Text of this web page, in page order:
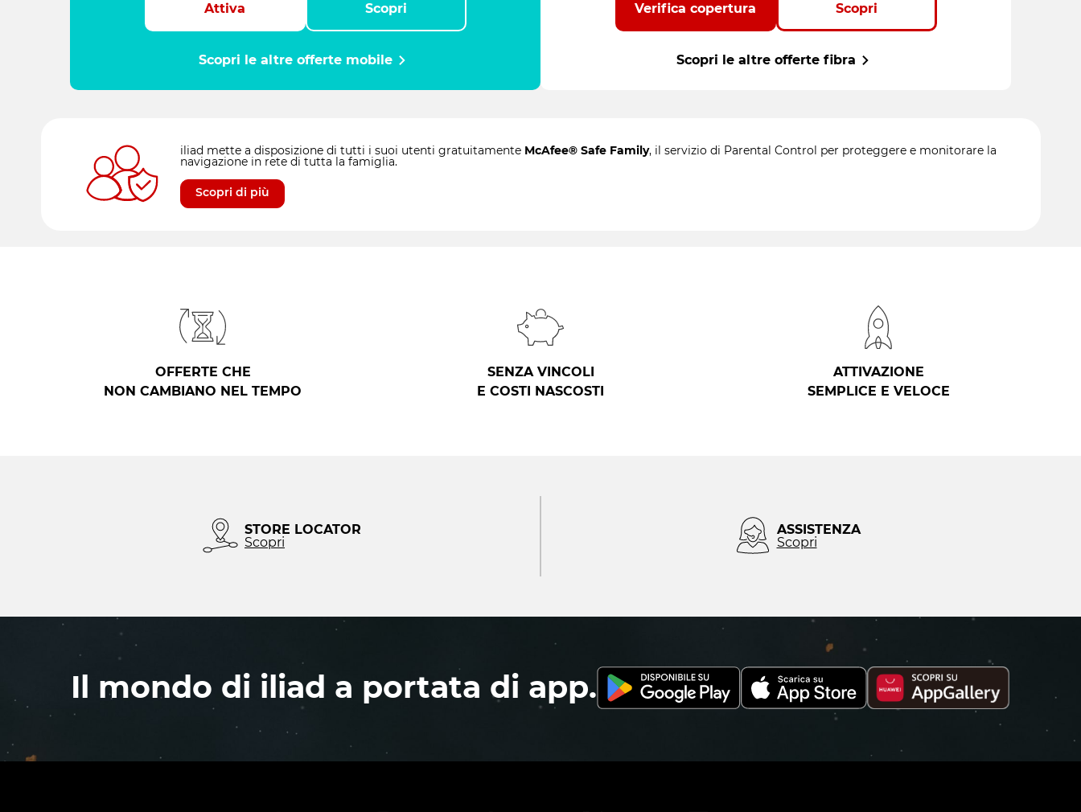
Attiva Scopri
Scopri le altre offerte mobile
Verifica copertura Scopri
Scopri le altre offerte fibra
iliad mette a disposizione di tutti i suoi utenti gratuitamente McAfee® Safe Family, il servizio di Parental Control per proteggere e monitorare la
navigazione in rete di tutta la famiglia.
Scopri di più
OFFERTE CHE
NON CAMBIANO NEL TEMPO
SENZA VINCOLI
E COSTI NASCOSTI
ATTIVAZIONE
SEMPLICE E VELOCE
STORE LOCATOR
Scopri
ASSISTENZA
Scopri
Il mondo di iliad a portata di app.